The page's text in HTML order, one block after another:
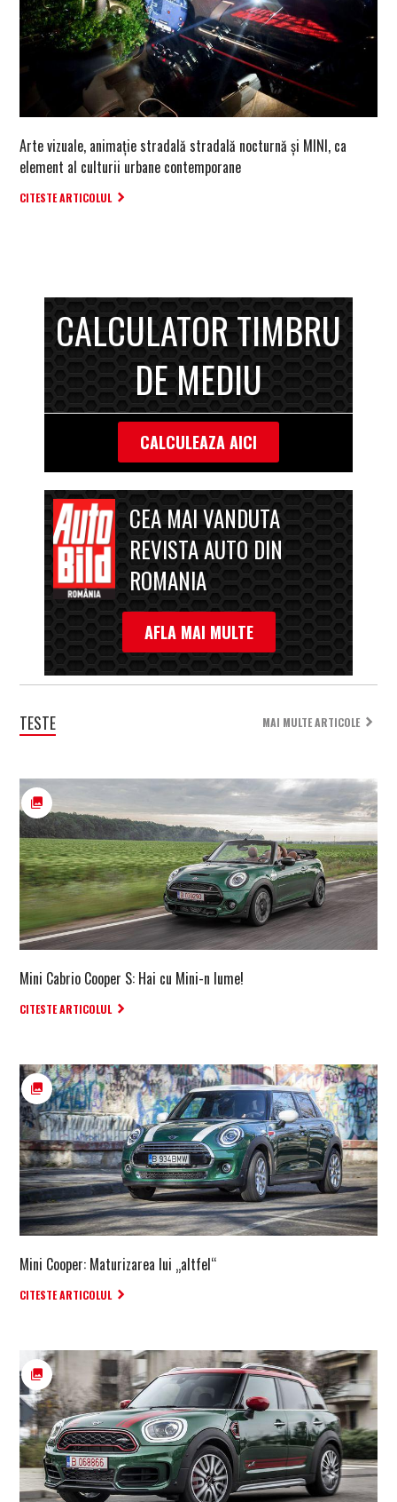
Arte vizuale, animație stradală stradală nocturnă și MINI, ca
element al culturii urbane contemporane
CITESTE ARTICOLUL
CALCULATOR TIMBRU
DE MEDIU
CALCULEAZA AICI
CEA MAI VANDUTA
REVISTA AUTO DIN
ROMANIA
AFLA MAI MULTE
TESTE MAI MULTE ARTICOLE
Mini Cabrio Cooper S: Hai cu Mini-n lume!
CITESTE ARTICOLUL
Mini Cooper: Maturizarea lui „altfel“
CITESTE ARTICOLUL